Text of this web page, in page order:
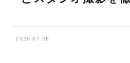
2026.07.28